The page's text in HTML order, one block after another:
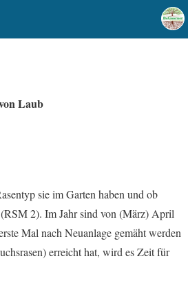
Laub
sie im Garten haben und ob
2). Im Jahr sind von (März) April
Mal nach Neuanlage gemäht werden
erreicht hat, wird es Zeit für